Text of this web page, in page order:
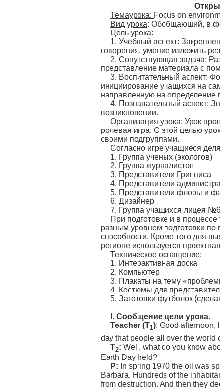
Темаурока: Focus on
Вид урока: Обобщающий, в
Цель урока:
1. Учебный аспект:
говорения, умение изложить
2. Сопутствующая задача:
представление материала с
3. Воспитательный аспект:
инициирование учащихся на
направленную на определение
4. Познавательный аспект:
возникновении.
Организация урока: Урок
ролевая игра. С этой целью
своими подгруппами.
Согласно игре учащиеся
1. Группа ученых (экологов)
2. Группа журналистов
3. Представители Гринписа
4. Представители
5. Представители флоры и
6. Дизайнер
7. Группа учащихся лицея
При подготовке и в
разным уровнем подготовки по
способности. Кроме того для
регионе используется
Техническое оснащение:
1. Интерактивная доска
2. Компьютер
3. Плакаты на тему
4. Костюмы для
5. Заготовки футболок
I. Сообщение цели урока.
Teacher (T1): Good afternoon,
day that people all over the world
T2: Well, what do you know
Earth Day held?
P: In spring 1970 the oil was
Barbara. Hundreds of the
from destruction. And then they